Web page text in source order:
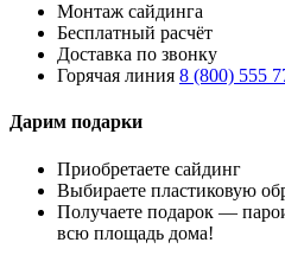
Монтаж сайдинга
Бесплатный расчёт
Доставка по звонку
Горячая линия 8 (800) 555
Дарим подарки
Приобретаете сайдинг
Выбираете пластиковую
Получаете подарок —
всю площадь дома!